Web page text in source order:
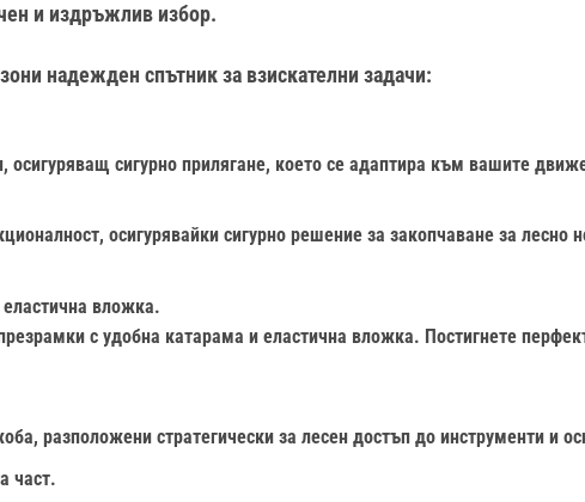
и издръжлив избор.
надежден спътник за взискателни задачи:
сигурно прилягане, което се адаптира към вашите
осигурявайки сигурно решение за закопчаване за лесно
вложка.
с удобна катарама и еластична вложка. Постигнете
разположени стратегически за лесен достъп до инструменти и
част.